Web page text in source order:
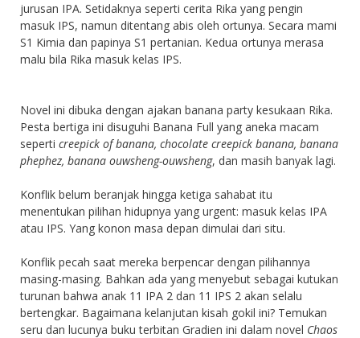
jurusan IPA. Setidaknya seperti cerita Rika yang pengin
masuk IPS, namun ditentang abis oleh ortunya. Secara mami
S1 Kimia dan papinya S1 pertanian. Kedua ortunya merasa
malu bila Rika masuk kelas IPS.
Novel ini dibuka dengan ajakan banana party kesukaan Rika.
Pesta bertiga ini disuguhi Banana Full yang aneka macam
seperti creepick of banana, chocolate creepick banana, banana
phephez, banana ouwsheng-ouwsheng, dan masih banyak lagi.
Konflik belum beranjak hingga ketiga sahabat itu
menentukan pilihan hidupnya yang urgent: masuk kelas IPA
atau IPS. Yang konon masa depan dimulai dari situ.
Konflik pecah saat mereka berpencar dengan pilihannya
masing-masing. Bahkan ada yang menyebut sebagai kutukan
turunan bahwa anak 11 IPA 2 dan 11 IPS 2 akan selalu
bertengkar. Bagaimana kelanjutan kisah gokil ini? Temukan
seru dan lucunya buku terbitan Gradien ini dalam novel Chaos